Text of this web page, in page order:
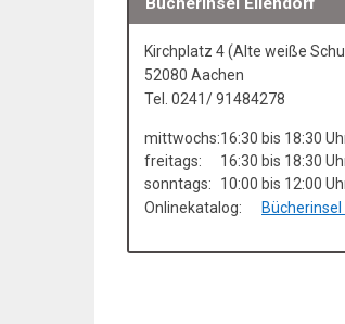
Kirchplatz 4 (Alte weiße
52080 Aachen
Tel. 0241/ 91484278
mittwochs:16:30 bis 18:30
freitags:
16:30 bis 18:30
sonntags:
10:00 bis 12:00
Onlinekatalog: